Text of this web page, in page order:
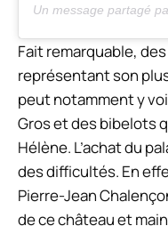
Fait remarquable,
représentant son
peut notamment y
Gros et des bibelots
Hélène. L’achat du
des difficultés. En
Pierre-Jean
de ce château et